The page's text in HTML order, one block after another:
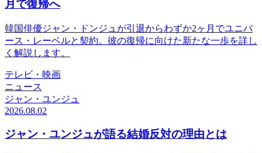
月で復帰へ
韓国俳優ジャン・ドンジュが引退からわずか2ヶ月でユニバ
ース・レーベルと契約。彼の復帰に向けた新たな一歩を詳し
く解説します。
テレビ・映画
ニュース
ジャン・ユンジュ
2026.08.02
ジャン・ユンジュが語る結婚反対の理由とは